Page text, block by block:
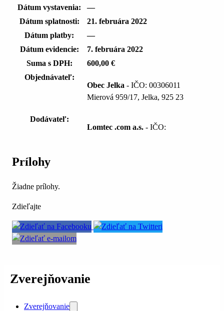
Dátum vystavenia:
—
Dátum splatnosti:
21. februára 2022
Dátum platby:
—
Dátum evidencie:
7. februára 2022
Suma s DPH:
600,00 €
Objednávateľ:
Obec Jelka - IČO: 00306011
Mierová 959/17, Jelka, 925 23
Dodávateľ:
Lomtec .com a.s. - IČO:
Prílohy
Žiadne prílohy.
Zdieľajte
Zverejňovanie
Zverejňovanie